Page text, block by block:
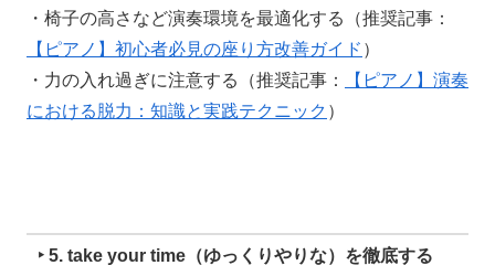
・椅子の高さなど演奏環境を最適化する（推奨記事：
【ピアノ】初心者必見の座り方改善ガイド ）
・力の入れ過ぎに注意する（推奨記事：
【ピアノ】演奏
における脱力：知識と実践テクニック ）
‣ 5. take your time（ゆっくりやりな）を徹底する